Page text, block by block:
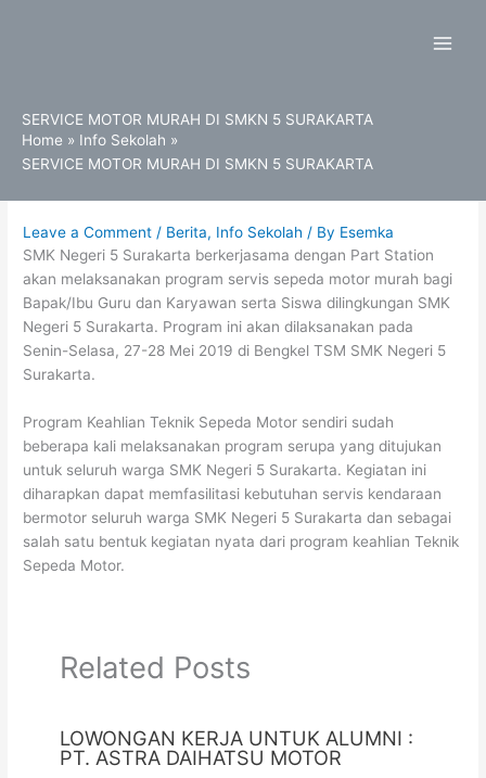
SERVICE MOTOR MURAH DI SMKN 5 SURAKARTA
Home
Info Sekolah
SERVICE MOTOR MURAH DI SMKN 5 SURAKARTA
Leave a Comment / Berita, Info Sekolah / By Esemka
SMK Negeri 5 Surakarta berkerjasama dengan Part Station
akan melaksanakan program servis sepeda motor murah bagi
Bapak/Ibu Guru dan Karyawan serta Siswa dilingkungan SMK
Negeri 5 Surakarta. Program ini akan dilaksanakan pada
Senin-Selasa, 27-28 Mei 2019 di Bengkel TSM SMK Negeri 5
Surakarta.
Program Keahlian Teknik Sepeda Motor sendiri sudah
beberapa kali melaksanakan program serupa yang ditujukan
untuk seluruh warga SMK Negeri 5 Surakarta. Kegiatan ini
diharapkan dapat memfasilitasi kebutuhan servis kendaraan
bermotor seluruh warga SMK Negeri 5 Surakarta dan sebagai
salah satu bentuk kegiatan nyata dari program keahlian Teknik
Sepeda Motor.
Related Posts
LOWONGAN KERJA UNTUK ALUMNI :
PT. ASTRA DAIHATSU MOTOR